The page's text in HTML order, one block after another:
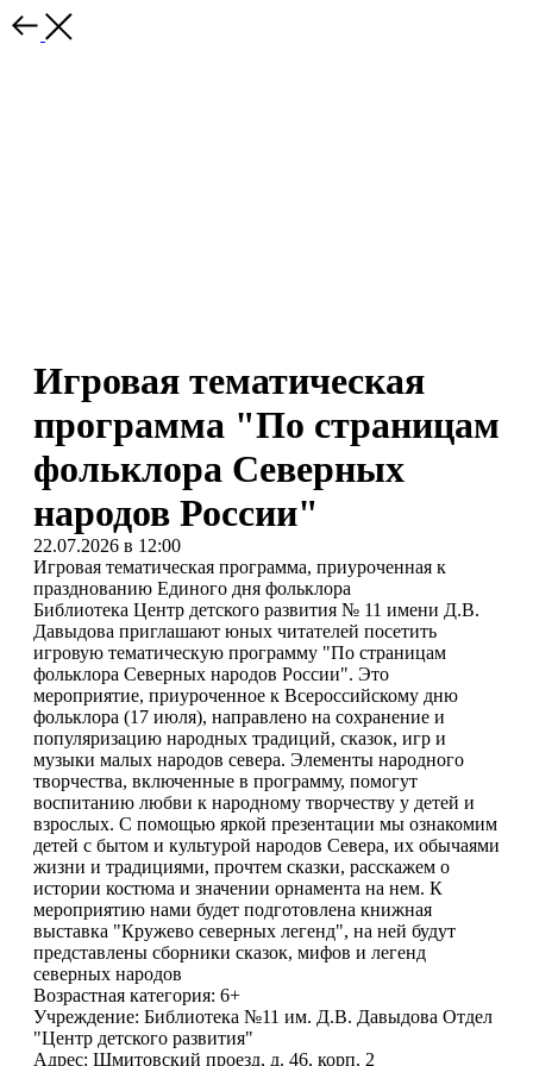
Игровая тематическая
программа "По страницам
фольклора Северных
народов России"
22.07.2026 в 12:00
Игровая тематическая программа, приуроченная к
празднованию Единого дня фольклора
Библиотека Центр детского развития № 11 имени Д.В.
Давыдова приглашают юных читателей посетить
игровую тематическую программу "По страницам
фольклора Северных народов России". Это
мероприятие, приуроченное к Всероссийскому дню
фольклора (17 июля), направлено на сохранение и
популяризацию народных традиций, сказок, игр и
музыки малых народов севера. Элементы народного
творчества, включенные в программу, помогут
воспитанию любви к народному творчеству у детей и
взрослых. С помощью яркой презентации мы ознакомим
детей с бытом и культурой народов Севера, их обычаями
жизни и традициями, прочтем сказки, расскажем о
истории костюма и значении орнамента на нем. К
мероприятию нами будет подготовлена книжная
выставка "Кружево северных легенд", на ней будут
представлены сборники сказок, мифов и легенд
северных народов
Возрастная категория: 6+
Учреждение: Библиотека №11 им. Д.В. Давыдова Отдел
"Центр детского развития"
Адрес: Шмитовский проезд, д. 46, корп. 2